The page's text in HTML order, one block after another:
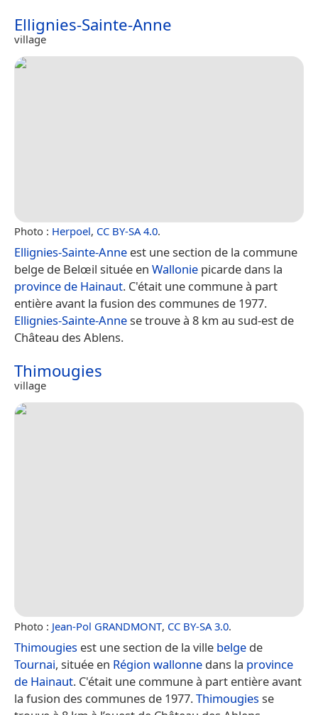
Ellignies-Sainte-Anne
village
Photo : Herpoel, CC BY-SA 4.0.
Ellignies-Sainte-Anne est une section de la commune
belge de Belœil située en Wallonie picarde dans la
province de Hainaut. C'était une commune à part
entière avant la fusion des communes de 1977.
Ellignies-Sainte-Annese trouve à 8 km au sud-est de
Château des Ablens.
Thimougies
village
Photo : Jean-Pol GRANDMONT, CC BY-SA 3.0.
Thimougies est une section de la ville belge de
Tournai, située en Région wallonne dans la province
de Hainaut. C'était une commune à part entière avant
la fusion des communes de 1977.Thimougiesse